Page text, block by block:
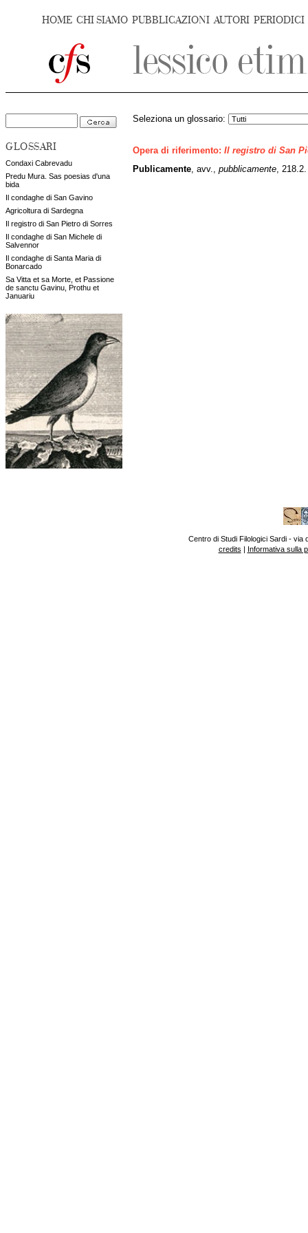
HOME CHI SIAMO PUBBLICAZIONI AUTORI PERIODICI
GLOSSARI
Condaxi Cabrevadu
Predu Mura. Sas poesias d'una
bida
Il condaghe di San Gavino
Agricoltura di Sardegna
Il registro di San Pietro di Sorres
Il condaghe di San Michele di
Salvennor
Il condaghe di Santa Maria di
Bonarcado
Sa Vitta et sa Morte, et Passione
de sanctu Gavinu, Prothu et
Januariu
Seleziona un glossario:
Opera di riferimento: Il registro di San
Publicamente , avv., pubblicamente 218.2.
Centro di Studi Filologici Sardi - via
credits | Informativa sulla